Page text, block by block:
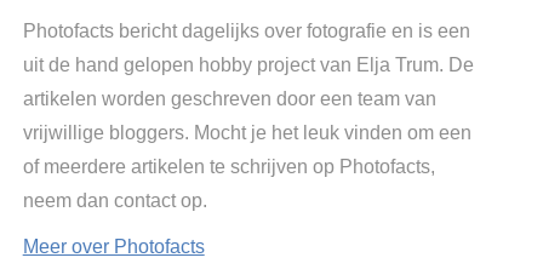
Photofacts bericht dagelijks over fotografie en is een
uit de hand gelopen hobby project van Elja Trum. De
artikelen worden geschreven door een team van
vrijwillige bloggers. Mocht je het leuk vinden om een
of meerdere artikelen te schrijven op Photofacts,
neem dan contact op.
Meer over Photofacts